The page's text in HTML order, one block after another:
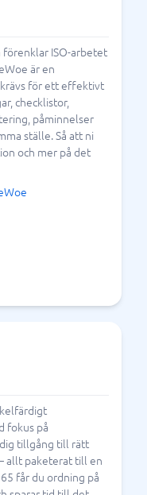
ISO-arbetet
är en
för ett effektivt
checklistor,
påminnelser
ställe. Så att ni
och mer på det
fokus på
tillgång till rätt
allt paketerat till en
får du ordning på